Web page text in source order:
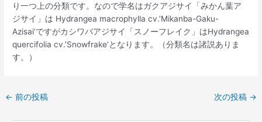
り一つ上の分類です。なので学名はガクアジサイ「みかん葉ア
ジサイ」は Hydrangea macrophylla cv.’Mikanba-Gaku-
Azisai’ですがカシワバアジサイ「スノーフレイク」はHydrangea
quercifolia cv.’Snowfrake’となります。（分類名は諸説ありま
す。）
← 前の投稿 次の投稿 →